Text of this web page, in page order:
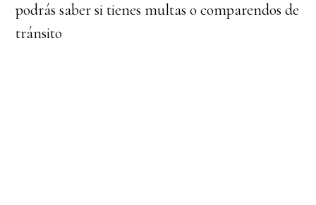
podrás saber si tienes multas o comparendos de
tránsito